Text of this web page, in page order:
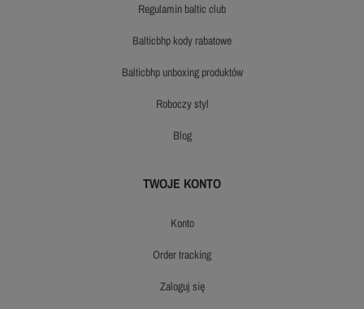
regulamin baltic club
balticbhp kody rabatowe
balticbhp unboxing produktów
roboczy styl
blog
TWOJE KONTO
konto
order tracking
zaloguj się